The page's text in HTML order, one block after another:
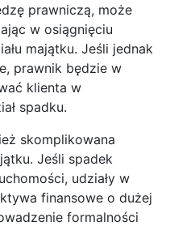
prawniczą, może
w osiągnięciu
majątku. Jeśli jednak
prawnik będzie w
klienta w
spadku.
skomplikowana
Jeśli spadek
udziały w
finansowe o dużej
formalności